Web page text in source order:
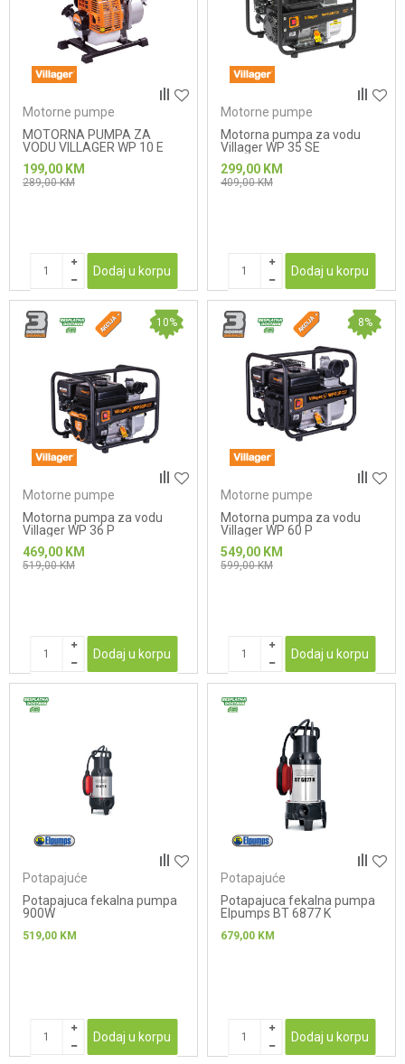
Motorne pumpe
MOTORNA PUMPA ZA
VODU VILLAGER WP 10 E
199,00 KM
289,00KM
Dodaj u korpu
Motorne pumpe
Motorna pumpa za vodu
Villager WP 35 SE
299,00 KM
409,00KM
Dodaj u korpu
10%
Motorne pumpe
Motorna pumpa za vodu
Villager WP 36 P
469,00 KM
519,00KM
Dodaj u korpu
8%
Motorne pumpe
Motorna pumpa za vodu
Villager WP 60 P
549,00 KM
599,00KM
Dodaj u korpu
Potapajuće
Potapajuca fekalna pumpa
900W
519,00 KM
Dodaj u korpu
Potapajuće
Potapajuca fekalna pumpa
Elpumps BT 6877 K
679,00 KM
Dodaj u korpu